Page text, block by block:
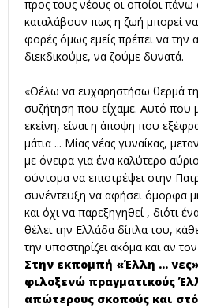
προς τους νέους οι οποίοι
καταλάβουν πως η ζωή μπορεί να
φορές όμως εμείς πρέπει να την
διεκδικούμε, να ζούμε δυνατά.
«Θέλω να ευχαρηστήσω θερμά
συζήτηση που είχαμε. Αυτό που
εκείνη, είναι η άποψη που
μάτια ... Μίας νέας γυναίκας,
με όνειρα για ένα καλύτερο
σύντομα να επιστρέψει στην
συνέντευξη να αφήσει όμορφα
και όχι να παρεξηγηθεί , διότι
θέλει την Ελλάδα δίπλα του,
την υποστηρίζει ακόμα και αν
Στην εκπομπή «Έλλη ...
φιλοξενώ πραγματικούς
απώτερους σκοπούς και